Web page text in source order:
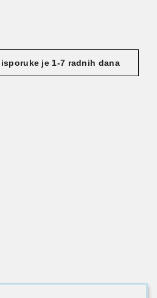
je 1-7 radnih dana